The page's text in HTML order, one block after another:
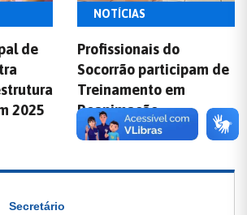
de
2025
NOTÍCIAS
Profissionais do
Socorrão participam de
Treinamento em
Reanimação
Cardiopulmonar
Secretário